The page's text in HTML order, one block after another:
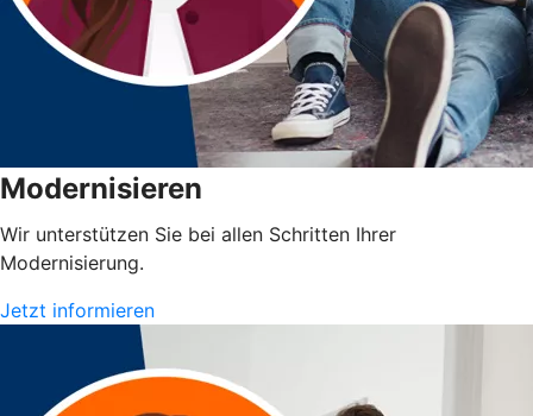
Modernisieren
Wir unterstützen Sie bei allen Schritten Ihrer
Modernisierung.
Jetzt informieren